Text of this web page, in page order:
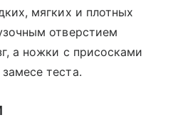
мягких и плотных
отверстием
а ножки с присосками
теста.